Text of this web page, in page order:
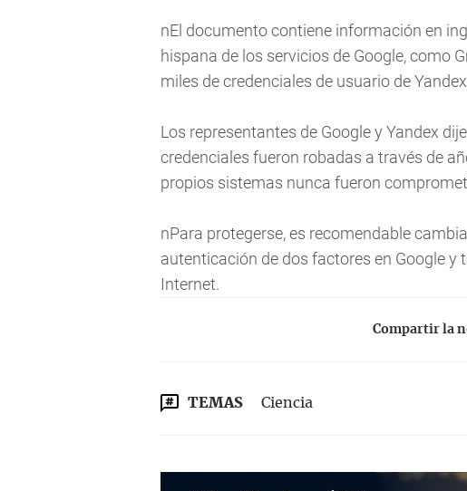
nEl documento contiene información en
hispana de los servicios de Google, como
miles de credenciales de usuario de
Los representantes de Google y Yandex
credenciales fueron robadas a través de
propios sistemas nunca fueron
nPara protegerse, es recomendable
autenticación de dos factores en Google
Internet.
Compartir la
TEMAS Ciencia